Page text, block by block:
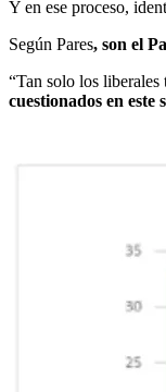
Y en ese proceso,
Según Pares, son el
“Tan solo los liberales
cuestionados en este